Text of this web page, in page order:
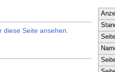
Seite ansehen.